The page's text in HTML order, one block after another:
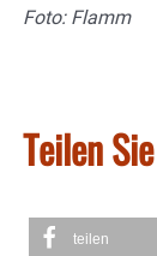
Foto: Flamm
Teilen
teilen